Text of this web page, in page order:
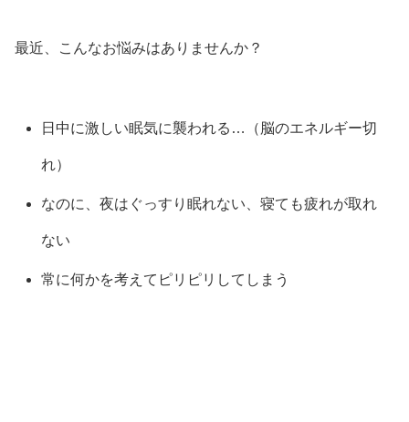
最近、こんなお悩みはありませんか？
日中に激しい眠気に襲われる…（脳のエネルギー切
れ）
なのに、夜はぐっすり眠れない、寝ても疲れが取れ
ない
常に何かを考えてピリピリしてしまう